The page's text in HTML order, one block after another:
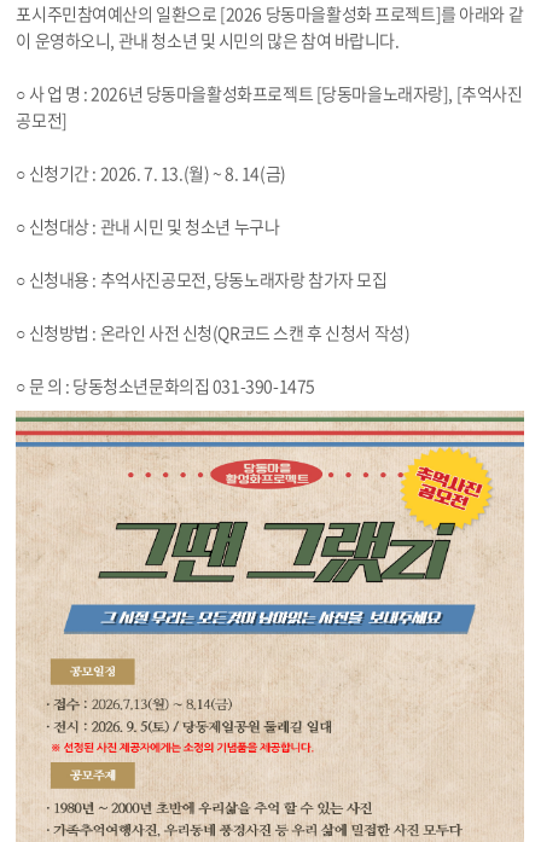
포시주민참여예산의 일환으로 [2026 당동마을활성화 프로젝트]를 아래와 같
이 운영하오니, 관내 청소년 및 시민의 많은 참여 바랍니다.
○ 사 업 명 : 2026년 당동마을활성화프로젝트 [당동마을노래자랑], [추억사진
공모전]
○ 신청기간 : 2026. 7. 13.(월) ~ 8. 14(금)
○ 신청대상 : 관내 시민 및 청소년 누구나
○ 신청내용 : 추억사진공모전, 당동노래자랑 참가자 모집
○ 신청방법 : 온라인 사전 신청(QR코드 스캔 후 신청서 작성)
○ 문 의 : 당동청소년문화의집 031-390-1475